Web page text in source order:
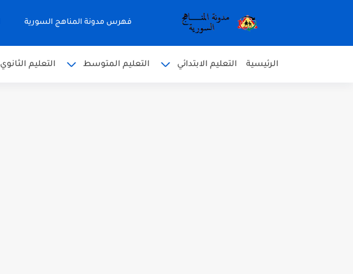
فهرس مدونة المناهج السورية
الرئيسية التعليم الابتدائي التعليم المتوسط التعليم الثانوي